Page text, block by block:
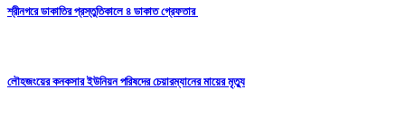
শ্রীনগরে ডাকাতির প্রস্তুতিকালে ৪ ডাকাত গ্রেফতার
লৌহজংয়ের কনকসার ইউনিয়ন পরিষদের চেয়ারম্যানের মায়ের মৃত্যু